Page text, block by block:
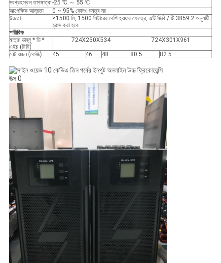
সংগ্রহস্থল তাপমাত্রা-25 ℃ ～ 55 ℃
আপেক্ষিক আদ্রতা
0 ~ 95% কোনও ঘনত্ব নয়
উচ্চতা
<1500 মি, 1500 মিটারের বেশি হওয়ার ক্ষেত্রে, এটি জিবি / টি 3859.2 অনুযায়ী
হ্রাস করা হবে
শারীরিক
মাত্রা ডাব্লু * ডি *
এইচ (মিমি)
724X250X534 724X301X961
নেট ওজন (কেজি) 45 46 48 80.5 82.5